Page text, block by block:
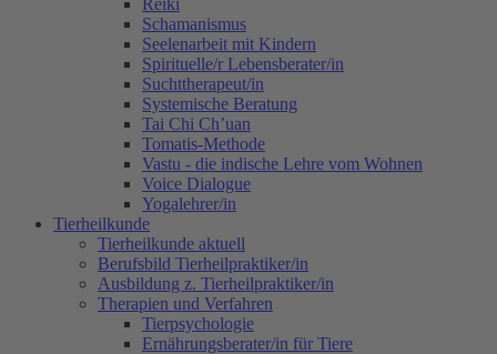
Reiki
Schamanismus
Seelenarbeit mit Kindern
Spirituelle/r Lebensberater/in
Suchttherapeut/in
Systemische Beratung
Tai Chi Ch’uan
Tomatis-Methode
Vastu - die indische Lehre vom Wohnen
Voice Dialogue
Yogalehrer/in
Tierheilkunde
Tierheilkunde aktuell
Berufsbild Tierheilpraktiker/in
Ausbildung z. Tierheilpraktiker/in
Therapien und Verfahren
Tierpsychologie
Ernährungsberater/in für Tiere